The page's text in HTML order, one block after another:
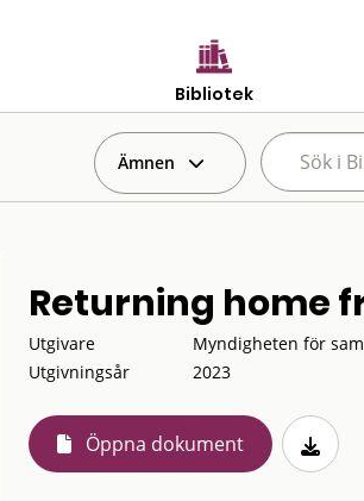
Bibliotek
Ämnen
Returning home
Utgivare
Myndigheten för
Utgivningsår
2023
Öppna dokument